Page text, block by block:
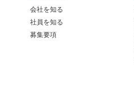
会社を知る
社員を知る
募集要項